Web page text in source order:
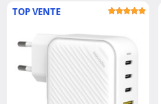
TOP VENTE